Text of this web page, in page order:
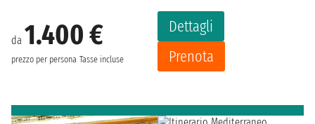
da 1.400 €
prezzo per persona Tasse incluse
Dettagli
Prenota